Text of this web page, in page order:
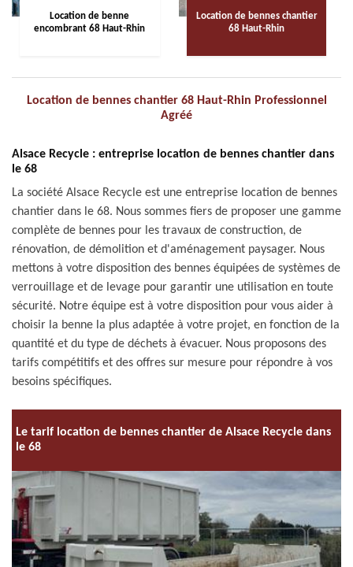
Location de benne
encombrant 68 Haut-Rhin
Location de bennes chantier
68 Haut-Rhin
Location de bennes chantier 68 Haut-Rhin Professionnel
Agréé
Alsace Recycle : entreprise location de bennes chantier dans
le 68
La société Alsace Recycle est une entreprise location de bennes
chantier dans le 68. Nous sommes fiers de proposer une gamme
complète de bennes pour les travaux de construction, de
rénovation, de démolition et d'aménagement paysager. Nous
mettons à votre disposition des bennes équipées de systèmes de
verrouillage et de levage pour garantir une utilisation en toute
sécurité. Notre équipe est à votre disposition pour vous aider à
choisir la benne la plus adaptée à votre projet, en fonction de la
quantité et du type de déchets à évacuer. Nous proposons des
tarifs compétitifs et des offres sur mesure pour répondre à vos
besoins spécifiques.
Le tarif location de bennes chantier de Alsace Recycle dans
le 68